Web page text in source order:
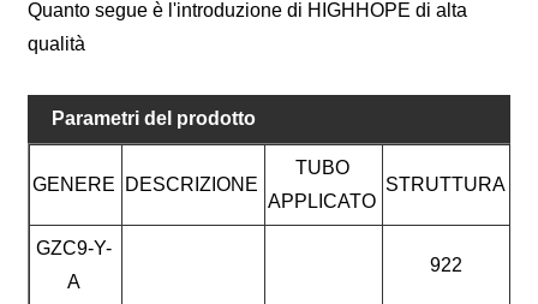
Quanto segue è l'introduzione di HIGHHOPE di alta
qualità
Parametri del prodotto
GENERE DESCRIZIONE
TUBO
APPLICATO
STRUTTURA
GZC9-Y-
A
922